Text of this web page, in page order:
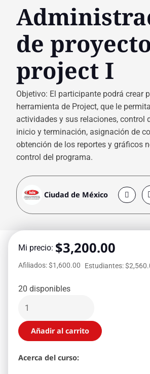
de
project I
Objetivo: El participante podrá crear
herramienta de Project, que le
actividades y sus relaciones, control
inicio y terminación, asignación de
obtención de los reportes y gráficos
control del programa.
Ciudad de México
Mi precio: $3,200.00
Afiliados: $1,600.00 Estudiantes:
20 disponibles
Añadir al carrito
Acerca del curso: